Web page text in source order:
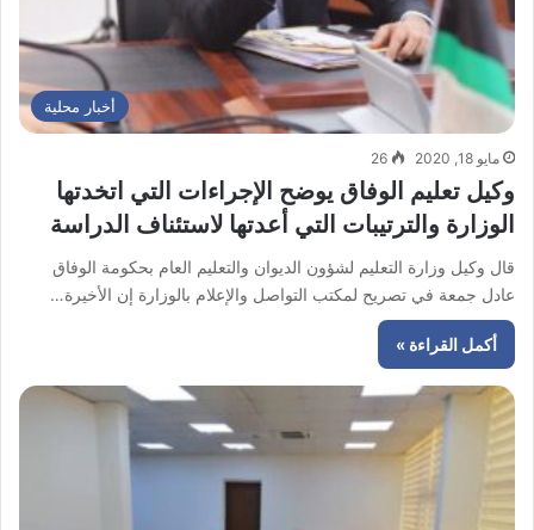
أخبار محلية
مايو 18, 2020 26
وكيل تعليم الوفاق يوضح الإجراءات التي اتخدتها
الوزارة والترتيبات التي أعدتها لاستئناف الدراسة
قال وكيل وزارة التعليم لشؤون الديوان والتعليم العام بحكومة الوفاق
عادل جمعة في تصريح لمكتب التواصل والإعلام بالوزارة إن الأخيرة…
أكمل القراءة »